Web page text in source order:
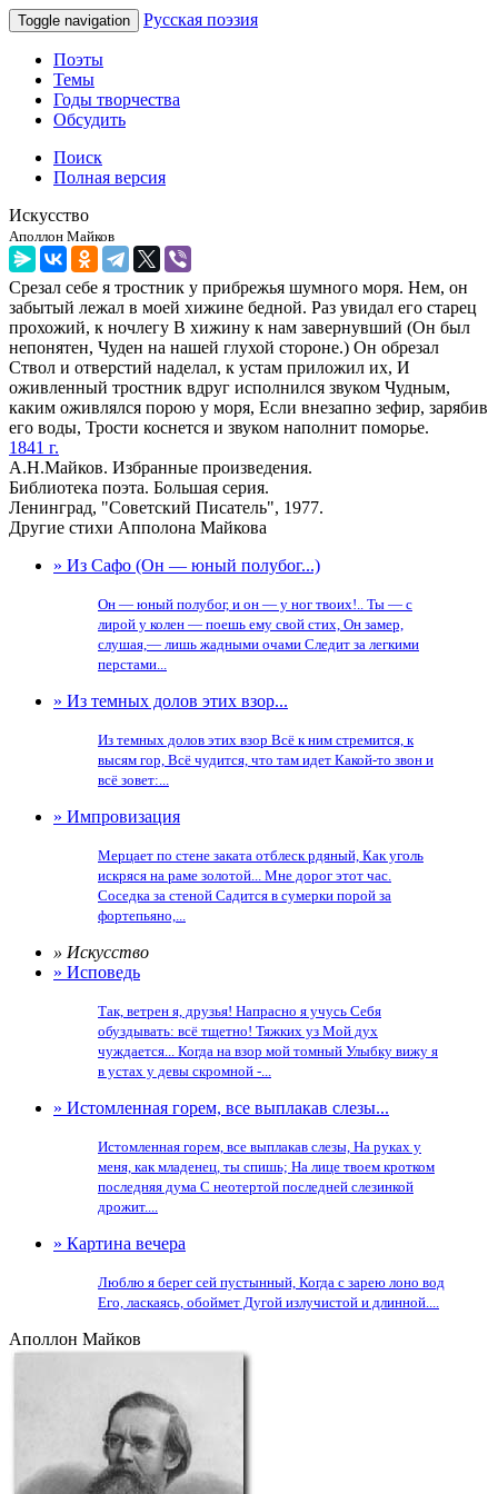
Toggle navigation Русская поэзия
Поэты
Темы
Годы творчества
Обсудить
Поиск
Полная версия
Искусство
Аполлон Майков
Срезал себе я тростник у прибрежья шумного моря. Нем, он
забытый лежал в моей хижине бедной. Раз увидал его старец
прохожий, к ночлегу В хижину к нам завернувший (Он был
непонятен, Чуден на нашей глухой стороне.) Он обрезал
Ствол и отверстий наделал, к устам приложил их, И
оживленный тростник вдруг исполнился звуком Чудным,
каким оживлялся порою у моря, Если внезапно зефир, зарябив
его воды, Трости коснется и звуком наполнит поморье.
1841 г.
А.Н.Майков. Избранные произведения.
Библиотека поэта. Большая серия.
Ленинград, "Советский Писатель", 1977.
Другие стихи Апполона Майкова
» Из Сафо (Он — юный полубог...)
Он — юный полубог, и он — у ног твоих!.. Ты — с
лирой у колен — поешь ему свой стих, Он замер,
слушая,— лишь жадными очами Следит за легкими
перстами...
» Из темных долов этих взор...
Из темных долов этих взор Всё к ним стремится, к
высям гор, Всё чудится, что там идет Какой-то звон и
всё зовет:...
» Импровизация
Мерцает по стене заката отблеск рдяный, Как уголь
искряся на раме золотой... Мне дорог этот час.
Соседка за стеной Садится в сумерки порой за
фортепьяно,...
» Искусство
» Исповедь
Так, ветрен я, друзья! Напрасно я учусь Себя
обуздывать: всё тщетно! Тяжких уз Мой дух
чуждается... Когда на взор мой томный Улыбку вижу я
в устах у девы скромной -...
» Истомленная горем, все выплакав слезы...
Истомленная горем, все выплакав слезы, На руках у
меня, как младенец, ты спишь; На лице твоем кротком
последняя дума С неотертой последней слезинкой
дрожит....
» Картина вечера
Люблю я берег сей пустынный, Когда с зарею лоно вод
Его, ласкаясь, обоймет Дугой излучистой и длинной....
Аполлон Майков